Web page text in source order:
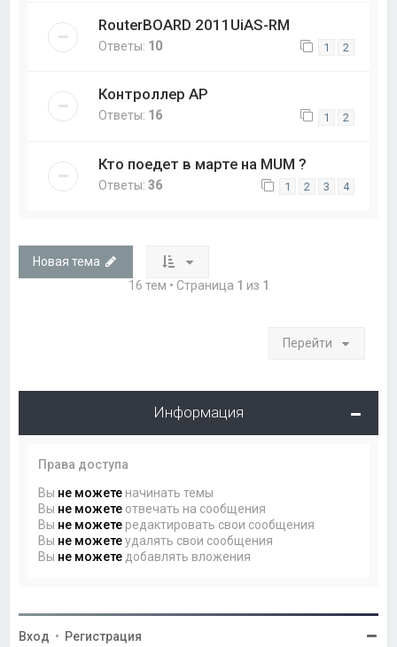
RouterBOARD 2011UiAS-RM
Ответы: 10 1 2
Контроллер AP
Ответы: 16 1 2
Кто поедет в марте на MUM ?
Ответы:36 1 2 3 4
Новая тема
16 тем • Страница 1 из 1
Перейти
Информация
Права доступа
Вы не можете начинать темы
Вы не можете отвечать на сообщения
Вы не можете редактировать свои сообщения
Вы не можетеудалять свои сообщения
Вы не можете добавлять вложения
Вход • Регистрация